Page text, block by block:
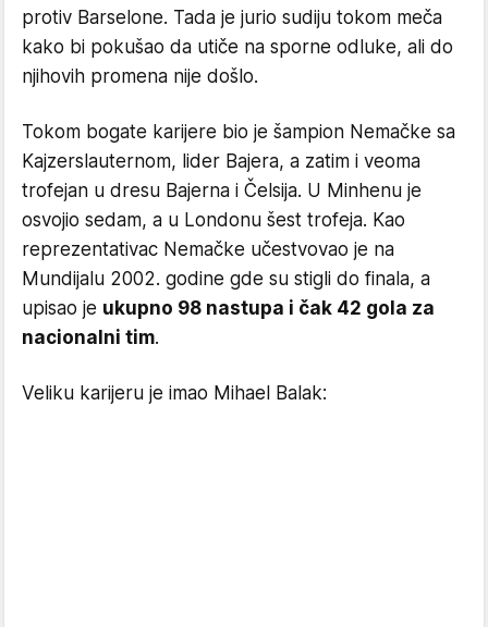
protiv Barselone. Tada je jurio sudiju tokom meča
kako bi pokušao da utiče na sporne odluke, ali do
njihovih promena nije došlo.
Tokom bogate karijere bio je šampion Nemačke sa
Kajzerslauternom, lider Bajera, a zatim i veoma
trofejan u dresu Bajerna i Čelsija. U Minhenu je
osvojio sedam, a u Londonu šest trofeja. Kao
reprezentativac Nemačke učestvovao je na
Mundijalu 2002. godine gde su stigli do finala, a
upisao je ukupno 98 nastupa i čak 42 gola za
nacionalni tim.
Veliku karijeru je imao Mihael Balak: